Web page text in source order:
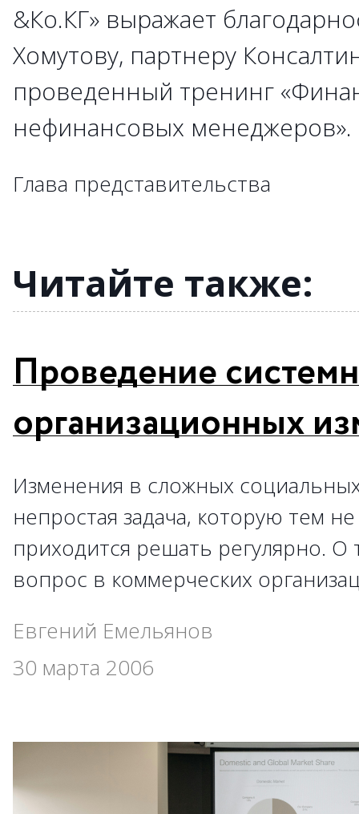
&Ко.КГ» выражает
Хомутову, партнеру
проведенный тренинг
нефинансовых
Глава представительства
→
→
→
→
→
→
→
→
→
→
→
→
→
→
→
→
→
→
→
→
→
→
→
→
→
→
→
Читайте также:
Проведение
организационных
Изменения в сложных
непростая задача, которую тем
приходится решать регулярно. О
вопрос в коммерческих
Евгений Емельянов
30 марта 2006